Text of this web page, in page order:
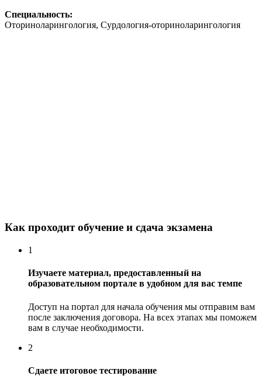
Специальность:
Оториноларингология, Сурдология-оториноларингология
Как проходит обучение и сдача экзамена
1
Изучаете материал, предоставленный на
образовательном портале в удобном для вас темпе
Доступ на портал для начала обучения мы отправим вам
после заключения договора. На всех этапах мы поможем
вам в случае необходимости.
2
Сдаете итоговое тестирование